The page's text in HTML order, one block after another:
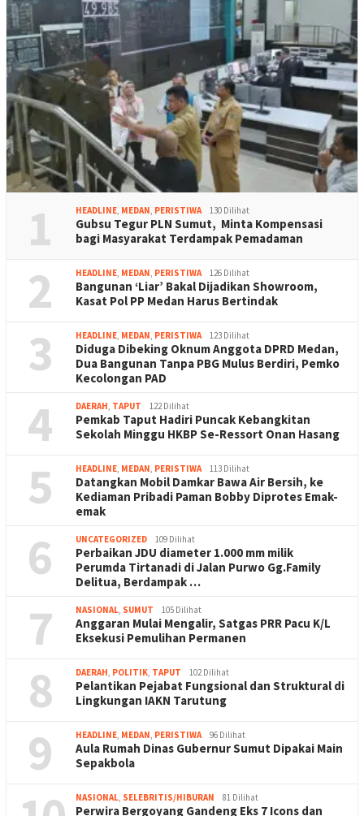
1 HEADLINE, MEDAN, PERISTIWA 130 Dilihat
Gubsu Tegur PLN Sumut, Minta Kompensasi
bagi Masyarakat Terdampak Pemadaman
2 HEADLINE, MEDAN, PERISTIWA 126 Dilihat
Bangunan ‘Liar’ Bakal Dijadikan Showroom,
Kasat Pol PP Medan Harus Bertindak
3 HEADLINE, MEDAN, PERISTIWA 123 Dilihat
Diduga Dibeking Oknum Anggota DPRD Medan,
Dua Bangunan Tanpa PBG Mulus Berdiri, Pemko
Kecolongan PAD
4 DAERAH, TAPUT 122 Dilihat
Pemkab Taput Hadiri Puncak Kebangkitan
Sekolah Minggu HKBP Se-Ressort Onan Hasang
5 HEADLINE, MEDAN, PERISTIWA 113 Dilihat
Datangkan Mobil Damkar Bawa Air Bersih, ke
Kediaman Pribadi Paman Bobby Diprotes Emak-
emak
6 UNCATEGORIZED 109 Dilihat
Perbaikan JDU diameter 1.000 mm milik
Perumda Tirtanadi di Jalan Purwo Gg.Family
Delitua, Berdampak …
7 NASIONAL, SUMUT 105 Dilihat
Anggaran Mulai Mengalir, Satgas PRR Pacu K/L
Eksekusi Pemulihan Permanen
8 DAERAH, POLITIK, TAPUT 102 Dilihat
Pelantikan Pejabat Fungsional dan Struktural di
Lingkungan IAKN Tarutung
9 HEADLINE, MEDAN, PERISTIWA 96 Dilihat
Aula Rumah Dinas Gubernur Sumut Dipakai Main
Sepakbola
NASIONAL, SELEBRITIS/HIBURAN 81 Dilihat
Perwira Bergoyang Gandeng Eks 7 Icons dan